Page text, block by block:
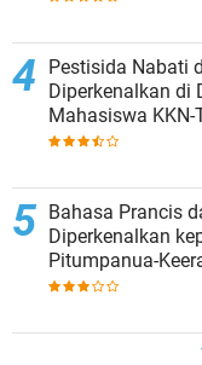
Pestisida Nabati
Diperkenalkan di
Mahasiswa KKN-
Bahasa Prancis
Diperkenalkan
Pitumpanua-
Unhas di Wajo